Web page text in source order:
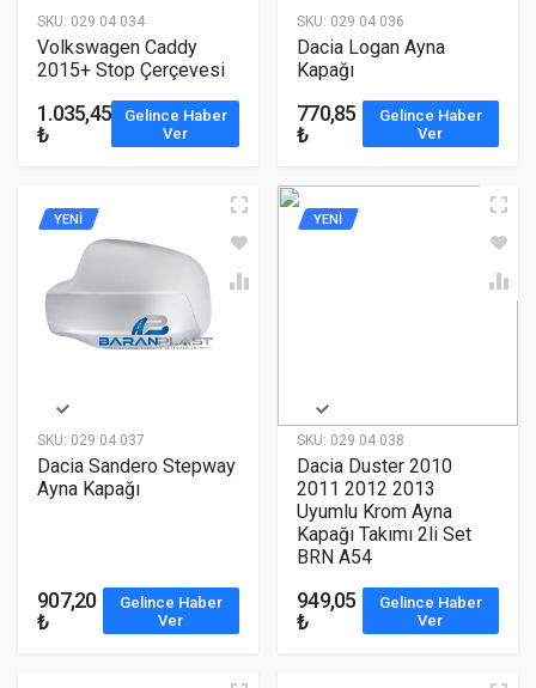
SKU: 029 04 034
Volkswagen Caddy
2015+ Stop Çerçevesi
1.035,45
₺
Gelince Haber
Ver
SKU: 029 04 036
Dacia Logan Ayna
Kapağı
770,85
₺
Gelince Haber
Ver
SKU: 029 04 037
YENİ
Dacia Sandero Stepway
Ayna Kapağı
907,20
₺
Gelince Haber
Ver
SKU: 029 04 038
YENİ
Dacia Duster 2010
2011 2012 2013
Uyumlu Krom Ayna
Kapağı Takımı 2li Set
BRN A54
949,05
₺
Gelince Haber
Ver